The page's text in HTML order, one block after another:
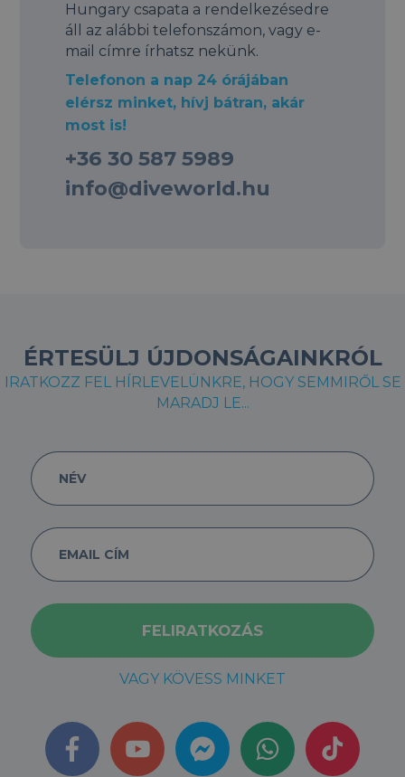
Hungary csapata a rendelkezésedre
áll az alábbi telefonszámon, vagy e-
mail címre írhatsz nekünk.
Telefonon a nap 24 órájában
elérsz minket, hívj bátran, akár
most is!
+36 30 587 5989
info@diveworld.hu
ÉRTESÜLJ ÚJDONSÁGAINKRÓL
IRATKOZZ FEL HÍRLEVELÜNKRE, HOGY SEMMIRŐL SE
MARADJ LE...
VAGY KÖVESS MINKET